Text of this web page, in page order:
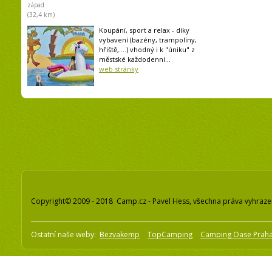
západ
(32,4 km)
Koupání, sport a relax - díky
vybavení (bazény, trampolíny,
hřiště,....) vhodný i k "úniku" z
městské každodenní...
web stránky
Copyright© 2009 - 2018 Camp.cz - Pavel Hess, všechna práva
Ostatní naše weby: Bezvakemp TopCamping Camping Oase